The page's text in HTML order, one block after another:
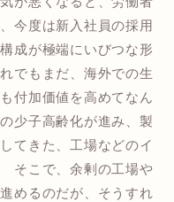
今度は新入社員の採用
成が極端にいびつな形
でもまだ、海外での生
付加価値を高めてなん
少子高齢化が進み、製
てきた、工場などのイ
そこで、余剰の工場や
めるのだが、そうすれ